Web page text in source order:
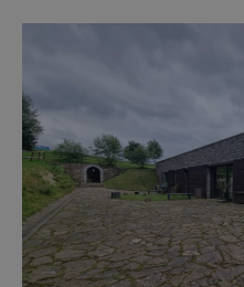
některé události